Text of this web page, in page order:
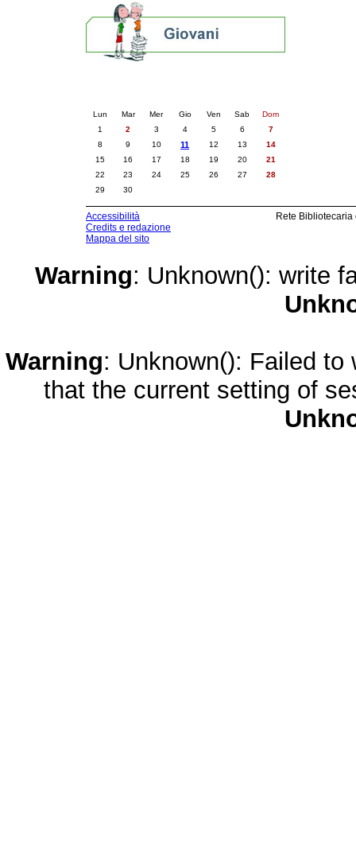
Lun Mar Mer Gio Ven Sab
Dom
1
2 3 4 5 6
7
8
9 10 11 12 13
14
15
16 17 18 19 20
21
22
23 24 25 26 27
28
29
30
Accessibilità
Credits e redazione
Mappa del sito
Rete
Warning: Unknown(): write
Warning: Unknown(): Failed
that the current setting of